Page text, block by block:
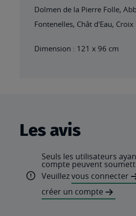
Dolmen de la Pierre Folle,
Fontenelles, Chât d'Eau,
Dimension : 121 x 96 cm
Les avis
Seuls les utilisateurs
compte peuvent
Veuillezvous connecter
créer un compte